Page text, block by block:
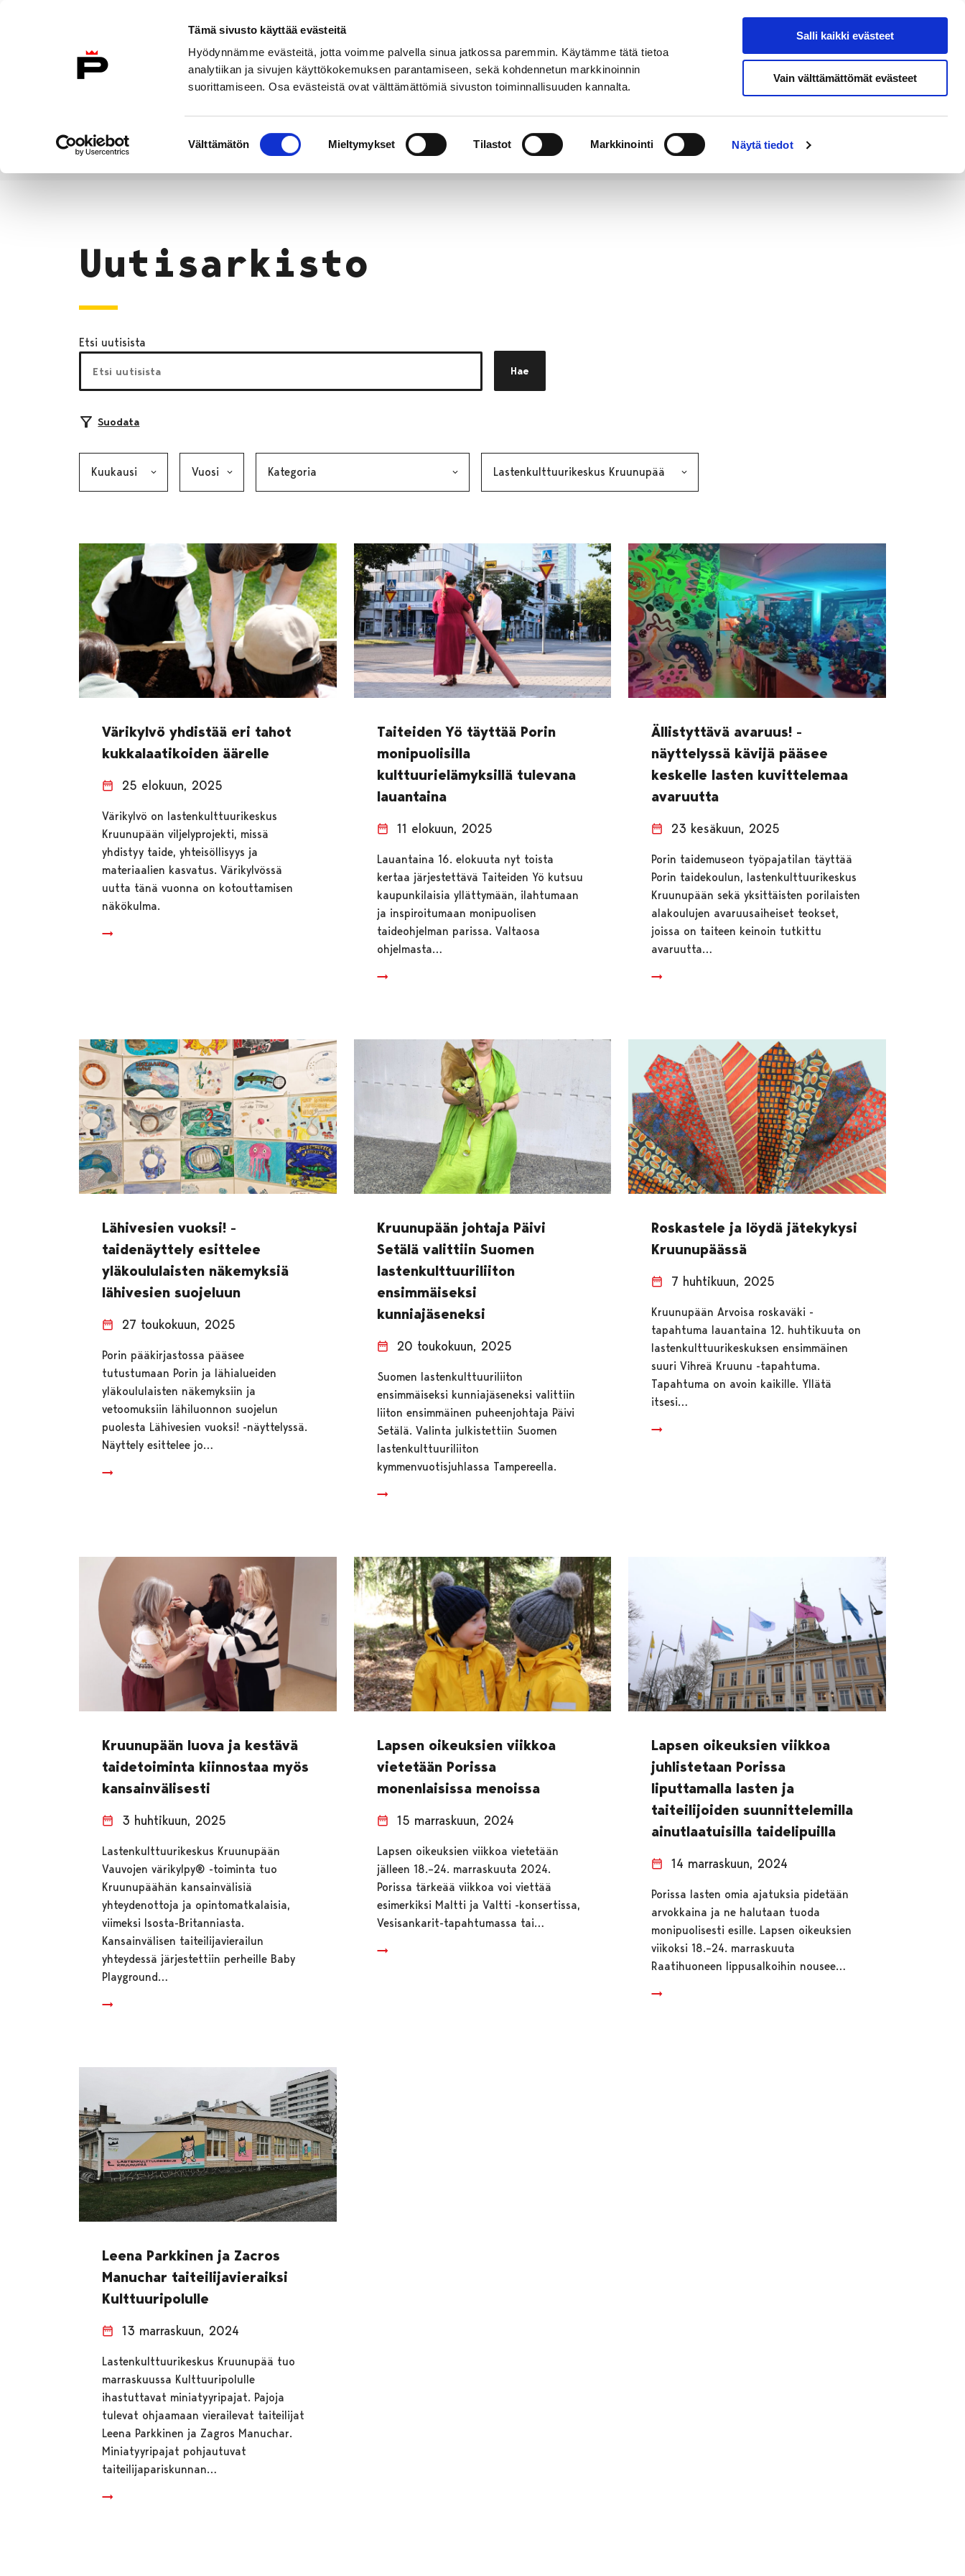
Tämä sivusto käyttää evästeitä
Hyödynnämme evästeitä, jotta voimme palvella sinua jatkossa paremmin. Käytämme tätä tietoa
analytiikan ja sivujen käyttökokemuksen parantamiseen, sekä kohdennetun markkinoinnin
suorittamiseen. Osa evästeistä ovat välttämättömiä sivuston toiminnallisuuden kannalta.
valinta
Välttämätön Mieltymykset Tilastot Markkinointi Näytä tiedot
Salli kaikki evästeet
Vain välttämättömät evästeet
Etusivulle
Hae sivustolta
Etusivu
Uutisarkisto
Etsi uutisista
Hae
Suodata
Värikylvö yhdistää eri tahot
kukkalaatikoiden äärelle
25 elokuun, 2025
Värikylvö on lastenkulttuurikeskus
Kruunupään viljelyprojekti, missä
yhdistyy taide, yhteisöllisyys ja
materiaalien kasvatus. Värikylvössä
uutta tänä vuonna on kotouttamisen
näkökulma.
Taiteiden Yö täyttää Porin
monipuolisilla
kulttuurielämyksillä tulevana
lauantaina
11 elokuun, 2025
Lauantaina 16. elokuuta nyt toista
kertaa järjestettävä Taiteiden Yö kutsuu
kaupunkilaisia yllättymään, ilahtumaan
ja inspiroitumaan monipuolisen
taideohjelman parissa. Valtaosa
ohjelmasta…
Ällistyttävä avaruus! -
näyttelyssä kävijä pääsee
keskelle lasten kuvittelemaa
avaruutta
23 kesäkuun, 2025
Porin taidemuseon työpajatilan täyttää
Porin taidekoulun, lastenkulttuurikeskus
Kruunupään sekä yksittäisten porilaisten
alakoulujen avaruusaiheiset teokset,
joissa on taiteen keinoin tutkittu
avaruutta…
Lähivesien vuoksi! -
taidenäyttely esittelee
yläkoululaisten näkemyksiä
lähivesien suojeluun
27 toukokuun, 2025
Porin pääkirjastossa pääsee
tutustumaan Porin ja lähialueiden
yläkoululaisten näkemyksiin ja
vetoomuksiin lähiluonnon suojelun
puolesta Lähivesien vuoksi! -näyttelyssä.
Näyttely esittelee jo…
Kruunupään johtaja Päivi
Setälä valittiin Suomen
lastenkulttuuriliiton
ensimmäiseksi
kunniajäseneksi
20 toukokuun, 2025
Suomen lastenkulttuuriliiton
ensimmäiseksi kunniajäseneksi valittiin
liiton ensimmäinen puheenjohtaja Päivi
Setälä. Valinta julkistettiin Suomen
lastenkulttuuriliiton
kymmenvuotisjuhlassa Tampereella.
Roskastele ja löydä jätekykysi
Kruunupäässä
7 huhtikuun, 2025
Kruunupään Arvoisa roskaväki -
tapahtuma lauantaina 12. huhtikuuta on
lastenkulttuurikeskuksen ensimmäinen
suuri Vihreä Kruunu -tapahtuma.
Tapahtuma on avoin kaikille. Yllätä
itsesi…
Kruunupään luova ja kestävä
taidetoiminta kiinnostaa myös
kansainvälisesti
3 huhtikuun, 2025
Lastenkulttuurikeskus Kruunupään
Vauvojen värikylpy® -toiminta tuo
Kruunupäähän kansainvälisiä
yhteydenottoja ja opintomatkalaisia,
viimeksi Isosta-Britanniasta.
Kansainvälisen taiteilijavierailun
yhteydessä järjestettiin perheille Baby
Playground…
Lapsen oikeuksien viikkoa
vietetään Porissa
monenlaisissa menoissa
15 marraskuun, 2024
Lapsen oikeuksien viikkoa vietetään
jälleen 18.–24. marraskuuta 2024.
Porissa tärkeää viikkoa voi viettää
esimerkiksi Maltti ja Valtti -konsertissa,
Vesisankarit-tapahtumassa tai…
Lapsen oikeuksien viikkoa
juhlistetaan Porissa
liputtamalla lasten ja
taiteilijoiden suunnittelemilla
ainutlaatuisilla taidelipuilla
14 marraskuun, 2024
Porissa lasten omia ajatuksia pidetään
arvokkaina ja ne halutaan tuoda
monipuolisesti esille. Lapsen oikeuksien
viikoksi 18.–24. marraskuuta
Raatihuoneen lippusalkoihin nousee…
Leena Parkkinen ja Zacros
Manuchar taiteilijavieraiksi
Kulttuuripolulle
13 marraskuun, 2024
Lastenkulttuurikeskus Kruunupää tuo
marraskuussa Kulttuuripolulle
ihastuttavat miniatyyripajat. Pajoja
tulevat ohjaamaan vierailevat taiteilijat
Leena Parkkinen ja Zagros Manuchar.
Miniatyyripajat pohjautuvat
taiteilijapariskunnan…